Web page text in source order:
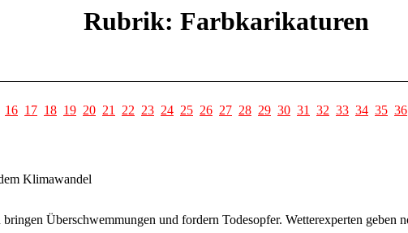
Rubrik: Farbkarikaturen
16 17 18 19 20 21 22 23 24 25 26 27 28 29 30 31 32 33 34 35 36
Klimawandel
Überschwemmungen und fordern Todesopfer. Wetterexperten geben